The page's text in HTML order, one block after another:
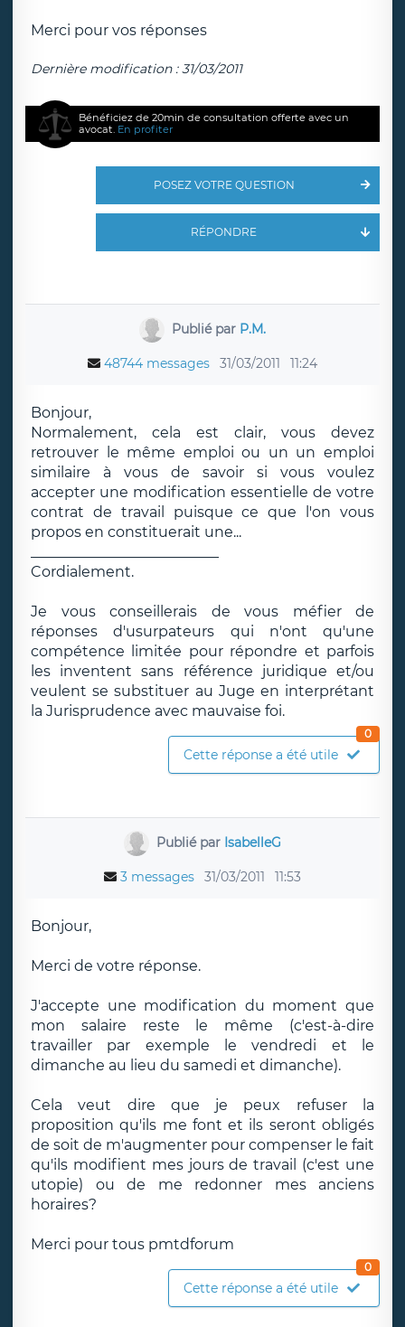
Merci pour vos réponses
Dernière modification : 31/03/2011
Bénéficiez de 20min de consultation offerte avec un
avocat. En profiter
POSEZ VOTRE QUESTION
RÉPONDRE
Publié par P.M.
48744 messages 31/03/2011 11:24
Bonjour,
Normalement, cela est clair, vous devez
retrouver le même emploi ou un un emploi
similaire à vous de savoir si vous voulez
accepter une modification essentielle de votre
contrat de travail puisque ce que l'on vous
propos en constituerait une...
Cordialement.
Je vous conseillerais de vous méfier de
réponses d'usurpateurs qui n'ont qu'une
compétence limitée pour répondre et parfois
les inventent sans référence juridique et/ou
veulent se substituer au Juge en interprétant
la Jurisprudence avec mauvaise foi.
Cette réponse a été utile
0
Publié par IsabelleG
3 messages 31/03/2011 11:53
Bonjour,
Merci de votre réponse.
J'accepte une modification du moment que
mon salaire reste le même (c'est-à-dire
travailler par exemple le vendredi et le
dimanche au lieu du samedi et dimanche).
Cela veut dire que je peux refuser la
proposition qu'ils me font et ils seront obligés
de soit de m'augmenter pour compenser le fait
qu'ils modifient mes jours de travail (c'est une
utopie) ou de me redonner mes anciens
horaires?
Merci pour tous pmtdforum
Cette réponse a été utile
0